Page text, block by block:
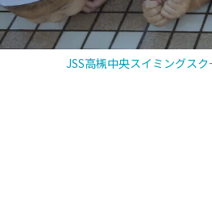
JSS高槻中央スイミングス